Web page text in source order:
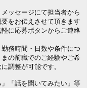
ッセージにて担当者から
をお伝えさせて頂きます
に応募ボタンからご連絡
務時間・日数や条件につ
の前職でのご経験やご希
調整が可能です。
」「話を聞いてみたい」等